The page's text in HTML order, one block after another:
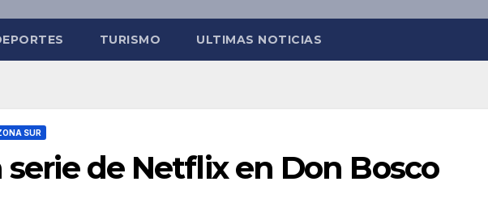
TURISMO ULTIMAS NOTICIAS
SUR
de Netflix en Don Bosco